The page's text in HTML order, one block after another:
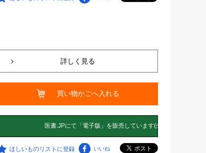
詳しく見る
買い物かごへ入れる
ほしいものリストに登録 いいね